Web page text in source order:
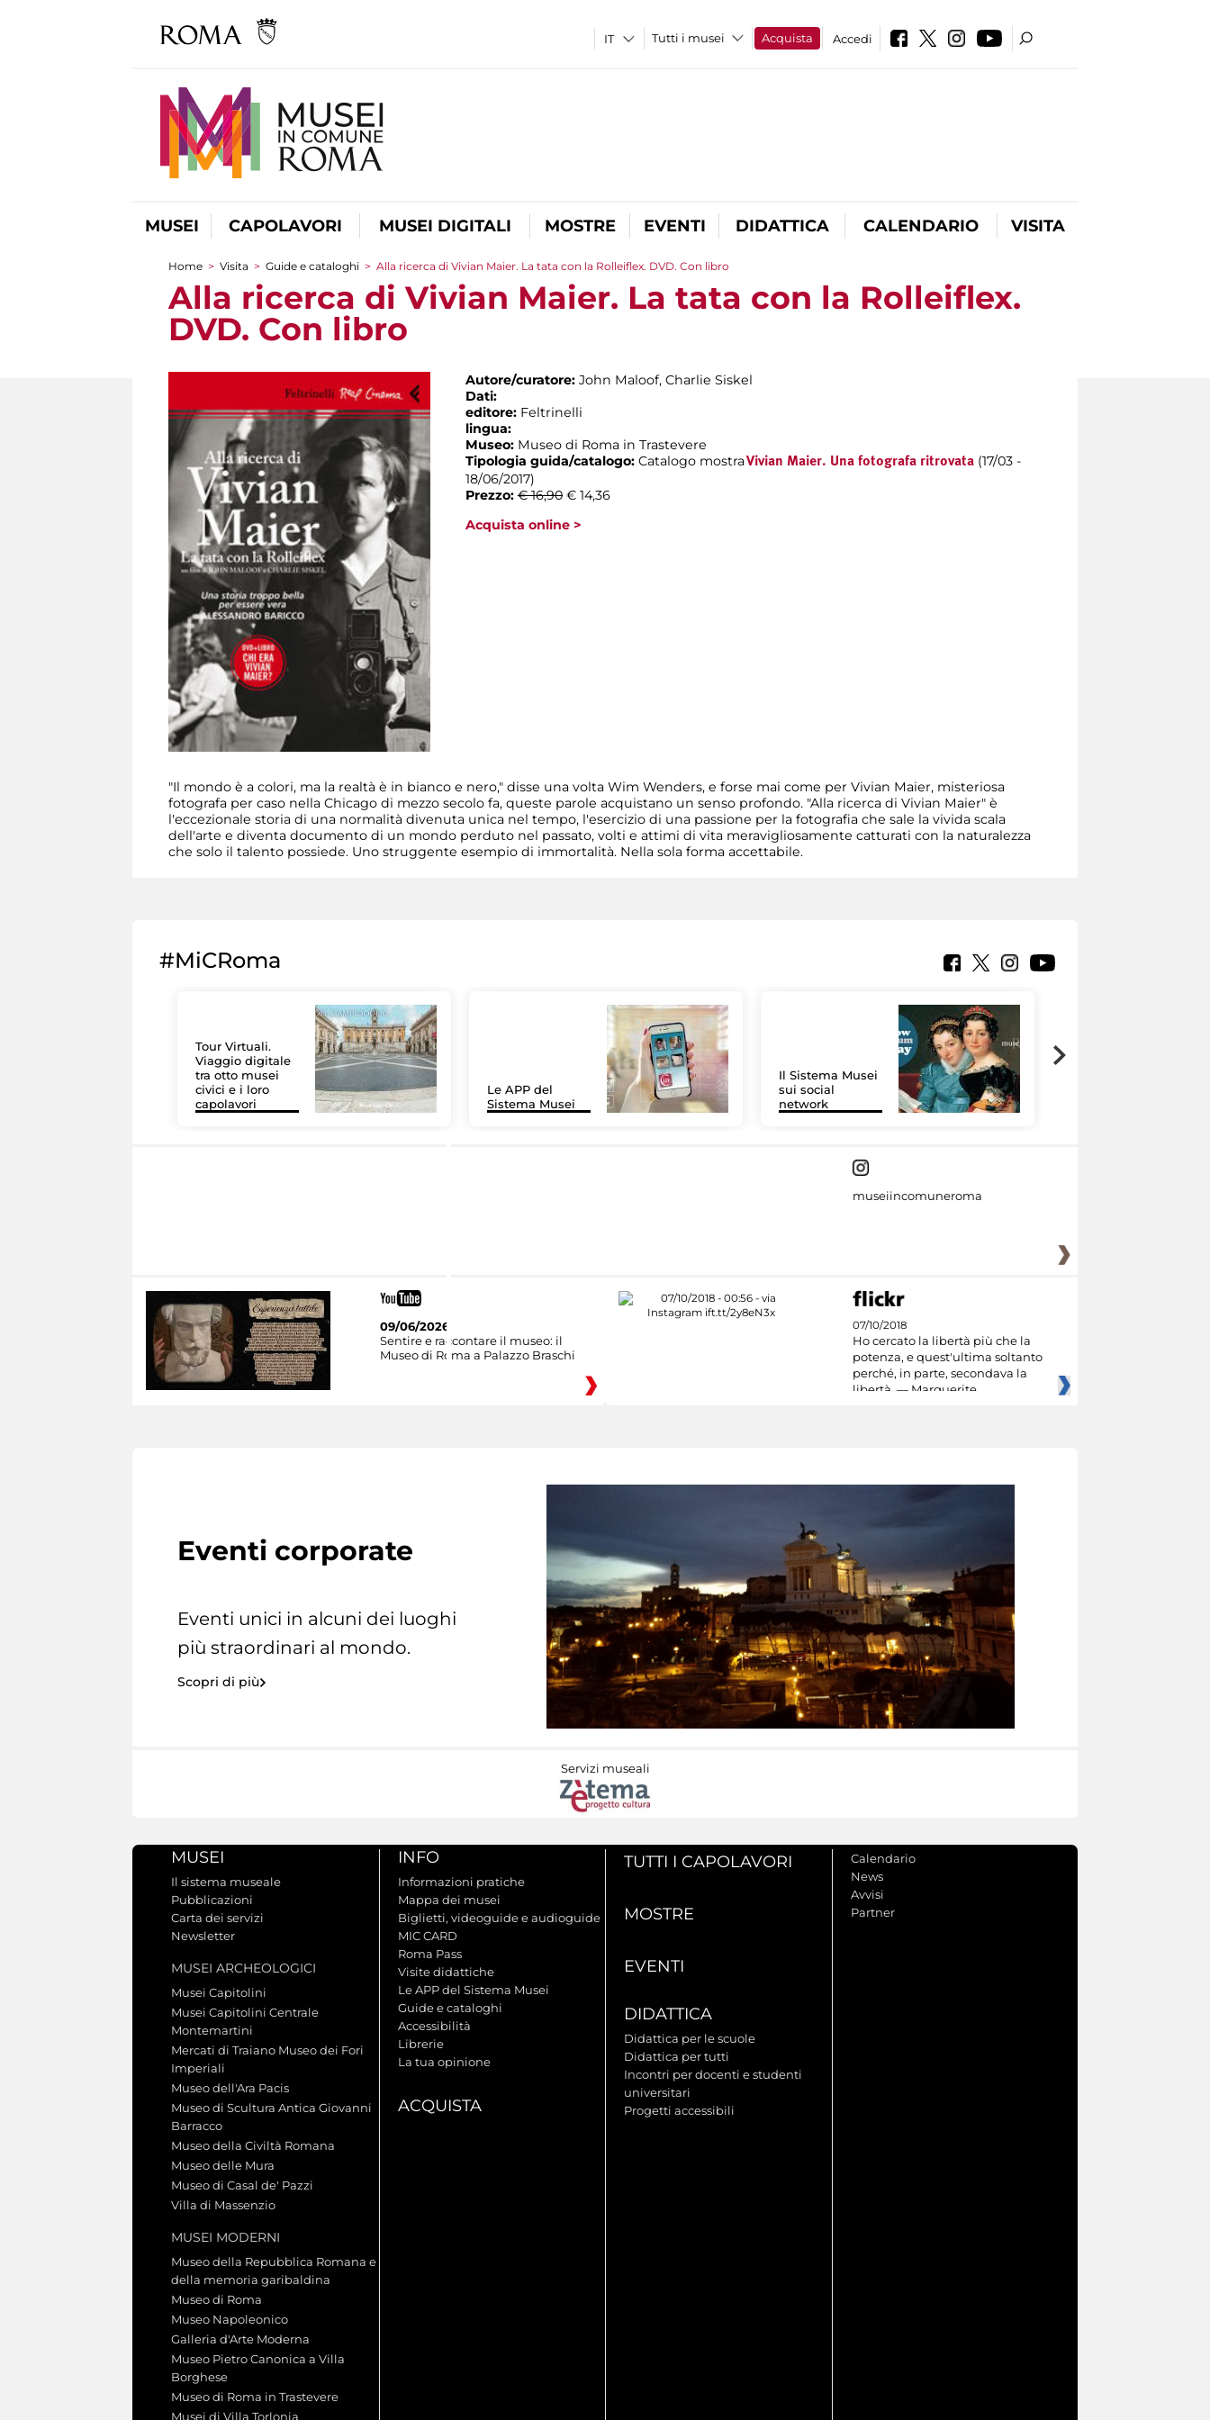
Tutti i musei Acquista Accedi
MUSEI CAPOLAVORI MUSEI DIGITALI MOSTRE EVENTI DIDATTICA CALENDARIO VISITA
Tu sei qui
Home > Visita > Guide e cataloghi > Alla ricerca di Vivian Maier. La tata con la Rolleiflex. DVD. Con libro
Alla ricerca di Vivian Maier. La tata con la Rolleiflex.
DVD. Con libro
Autore/curatore: John Maloof, Charlie Siskel
Dati:
editore: Feltrinelli
lingua:
Museo: Museo di Roma in Trastevere
Tipologia guida/catalogo: Catalogo mostraVivian Maier. Una fotografa ritrovata (17/03 -
18/06/2017)
Prezzo:€ 16,90 € 14,36
Acquista online >
"Il mondo è a colori, ma la realtà è in bianco e nero," disse una volta Wim Wenders, e forse mai come per Vivian Maier, misteriosa
fotografa per caso nella Chicago di mezzo secolo fa, queste parole acquistano un senso profondo. "Alla ricerca di Vivian Maier" è
l'eccezionale storia di una normalità divenuta unica nel tempo, l'esercizio di una passione per la fotografia che sale la vivida scala
dell'arte e diventa documento di un mondo perduto nel passato, volti e attimi di vita meravigliosamente catturati con la naturalezza
che solo il talento possiede. Uno struggente esempio di immortalità. Nella sola forma accettabile.
#MiCRoma
Tour Virtuali.
Viaggio digitale
tra otto musei
civici e i loro
capolavori
Le APP del
Sistema Musei
Il Sistema Musei
sui social
network
museiincomuneroma
09/06/2026
Sentire e raccontare il museo: il
Museo di Roma a Palazzo Braschi
07/10/2018
Ho cercato la libertà più che la
potenza, e quest'ultima soltanto
perché, in parte, secondava la
libertà. — Marguerite
Eventi corporate
Eventi unici in alcuni dei luoghi
più straordinari al mondo.
Scopri di più
Servizi museali
MUSEI
Il sistema museale
Pubblicazioni
Carta dei servizi
Newsletter
MUSEI ARCHEOLOGICI
Musei Capitolini
Musei Capitolini Centrale
Montemartini
Mercati di Traiano Museo dei Fori
Imperiali
Museo dell'Ara Pacis
Museo di Scultura Antica Giovanni
Barracco
Museo della Civiltà Romana
Museo delle Mura
Museo di Casal de' Pazzi
Villa di Massenzio
MUSEI MODERNI
Museo della Repubblica Romana e
della memoria garibaldina
Museo di Roma
Museo Napoleonico
Galleria d'Arte Moderna
Museo Pietro Canonica a Villa
Borghese
Museo di Roma in Trastevere
Musei di Villa Torlonia
INFO
Informazioni pratiche
Mappa dei musei
Biglietti, videoguide e audioguide
MIC CARD
Roma Pass
Visite didattiche
Le APP del Sistema Musei
Guide e cataloghi
Accessibilità
Librerie
La tua opinione
ACQUISTA
TUTTI I CAPOLAVORI
MOSTRE
EVENTI
DIDATTICA
Didattica per le scuole
Didattica per tutti
Incontri per docenti e studenti
universitari
Progetti accessibili
Calendario
News
Avvisi
Partner